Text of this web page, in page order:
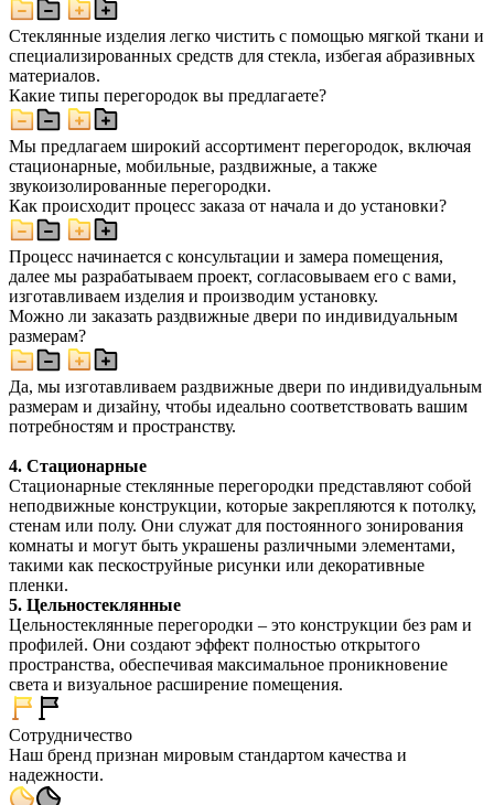
Стеклянные изделия легко чистить с помощью мягкой ткани и
специализированных средств для стекла, избегая абразивных
материалов.
Какие типы перегородок вы предлагаете?
Мы предлагаем широкий ассортимент перегородок, включая
стационарные, мобильные, раздвижные, а также
звукоизолированные перегородки.
Как происходит процесс заказа от начала и до установки?
Процесс начинается с консультации и замера помещения,
далее мы разрабатываем проект, согласовываем его с вами,
изготавливаем изделия и производим установку.
Можно ли заказать раздвижные двери по индивидуальным
размерам?
Да, мы изготавливаем раздвижные двери по индивидуальным
размерам и дизайну, чтобы идеально соответствовать вашим
потребностям и пространству.
4. Стационарные
Стационарные стеклянные перегородки представляют собой
неподвижные конструкции, которые закрепляются к потолку,
стенам или полу. Они служат для постоянного зонирования
комнаты и могут быть украшены различными элементами,
такими как пескоструйные рисунки или декоративные
пленки.
5. Цельностеклянные
Цельностеклянные перегородки – это конструкции без рам и
профилей. Они создают эффект полностью открытого
пространства, обеспечивая максимальное проникновение
света и визуальное расширение помещения.
Сотрудничество
Наш бренд признан мировым стандартом качества и
надежности.